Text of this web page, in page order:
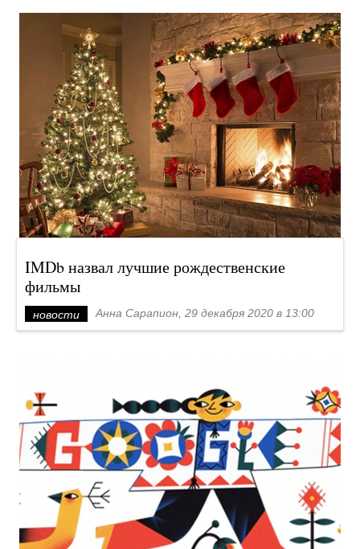
IMDb назвал лучшие рождественские
фильмы
новости Анна Сарапион, 29 декабря 2020 в 13:00